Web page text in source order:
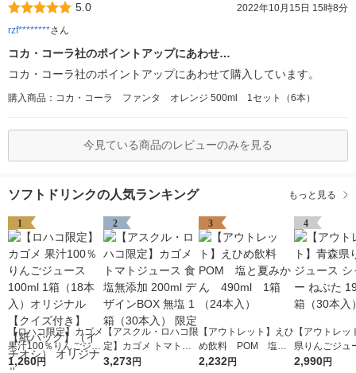
5.0
2022年10月15日 15時8分
rzf********さん
コカ・コーラ社のポイントアップにあわせ…
コカ・コーラ社のポイントアップにあわせて購入しています。
購入商品：コカ・コーラ ファンタ オレンジ 500ml 1セット（6本）
今見ている商品のレビューのみを見る
ソフトドリンクの人気ランキング もっと見る
1
【ロハコ限定】カゴメ
果汁100％りんごジュ
ース100ml 1箱（18本
1,260円
2
【アスクル・ロハコ限
定】カゴメ トマトジ
ュース 食塩無添加 20
3,273円
3
【アウトレット】えひ
め飲料 POM 塩と
夏みかん 490ml 1
2,232円
4
【アウトレッ
県りんごジュ
ャイニー ね
2,990円